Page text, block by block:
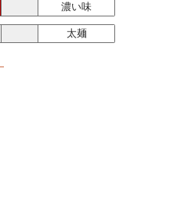
濃い味
太麺